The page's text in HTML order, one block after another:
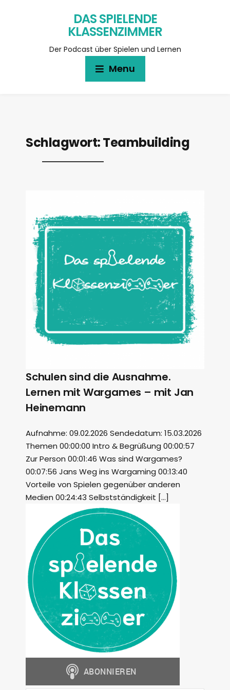
DAS SPIELENDE
KLASSENZIMMER
Der Podcast über Spielen und Lernen
Menu
Schlagwort:Teambuilding
Schulen sind die Ausnahme.
Lernen mit Wargames – mit Jan
Heinemann
Aufnahme: 09.02.2026 Sendedatum: 15.03.2026
Themen 00:00:00 Intro & Begrüßung 00:00:57
Zur Person 00:01:46 Was sind Wargames?
00:07:56 Jans Weg ins Wargaming 00:13:40
Vorteile von Spielen gegenüber anderen
Medien 00:24:43 Selbstständigkeit […]